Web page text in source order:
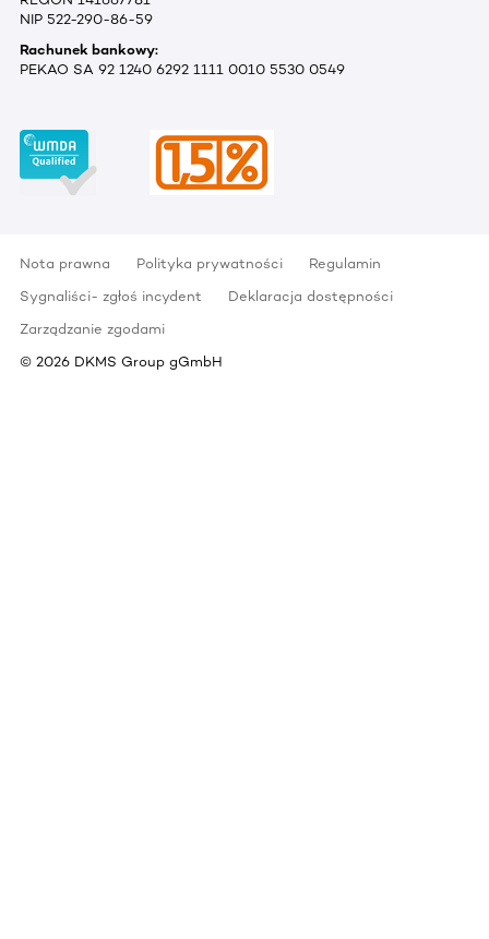
NIP 522-290-86-59
Rachunek bankowy:
PEKAO SA 92 1240 6292 1111 0010 5530 0549
Nota prawna Polityka prywatności
Regulamin
Sygnaliści- zgłoś incydent
Deklaracja dostępności
Zarządzanie zgodami
© 2026 DKMS Group gGmbH